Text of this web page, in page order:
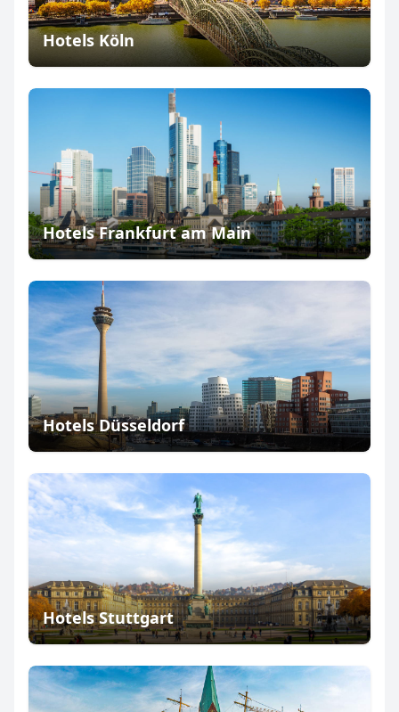
Hotels Köln
Hotels Frankfurt am Main
Hotels Düsseldorf
Hotels Stuttgart